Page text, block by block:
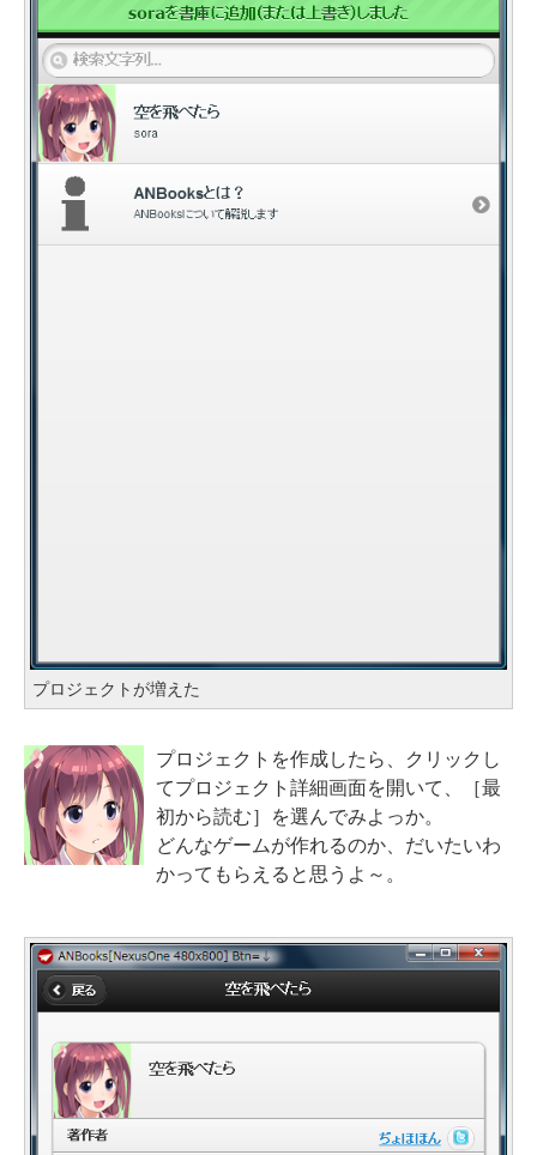
プロジェクトが増えた
プロジェクトを作成したら、クリックし
てプロジェクト詳細画面を開いて、［最
初から読む］を選んでみよっか。
どんなゲームが作れるのか、だいたいわ
かってもらえると思うよ～。